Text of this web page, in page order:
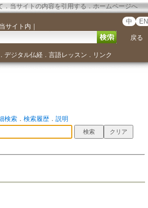
．当サイトの内容を引用する ． ホームページへ
当サイト内 ｜
中 EN
戻る
． デジタル仏経． 言語レッスン ． リンク
検索． 検索履歴． 説明